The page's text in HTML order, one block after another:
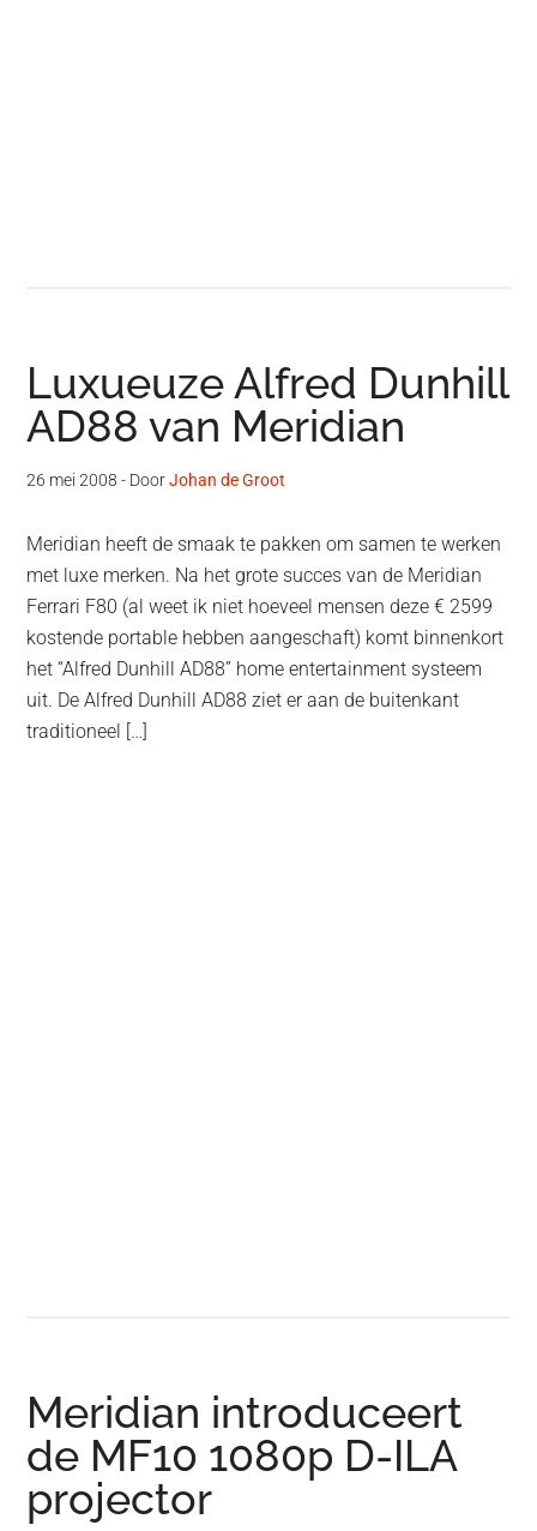
Luxueuze Alfred Dunhill
AD88 van Meridian
26 mei 2008 - DoorJohan de Groot
Meridian heeft de smaak te pakken om samen te werken
met luxe merken. Na het grote succes van de Meridian
Ferrari F80 (al weet ik niet hoeveel mensen deze € 2599
kostende portable hebben aangeschaft) komt binnenkort
het “Alfred Dunhill AD88” home entertainment systeem
uit. De Alfred Dunhill AD88 ziet er aan de buitenkant
traditioneel […]
Meridian introduceert
de MF10 1080p D-ILA
projector